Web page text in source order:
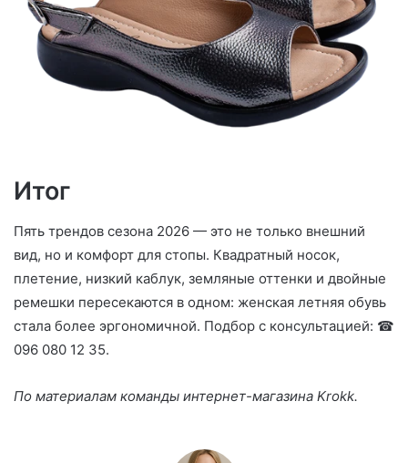
Итог
Пять трендов сезона 2026 — это не только внешний
вид, но и комфорт для стопы. Квадратный носок,
плетение, низкий каблук, земляные оттенки и двойные
ремешки пересекаются в одном: женская летняя обувь
стала более эргономичной. Подбор с консультацией: ☎
096 080 12 35.
По материалам команды интернет-магазина Krokk.